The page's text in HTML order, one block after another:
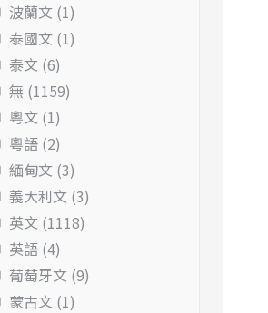
波蘭文 (1)
泰國文 (1)
泰文 (6)
無 (1159)
粵文 (1)
粵語 (2)
緬甸文 (3)
義大利文 (3)
英文 (1118)
英語 (4)
葡萄牙文 (9)
蒙古文 (1)